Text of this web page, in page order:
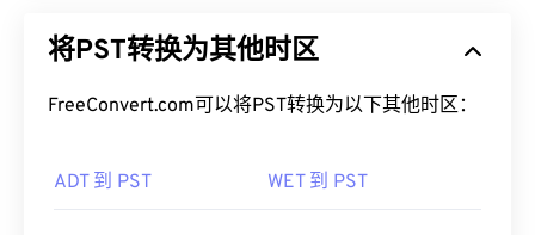
将PST转换为其他时区
FreeConvert.com可以将PST转换为以下其他时区：
ADT 到 PST WET 到 PST